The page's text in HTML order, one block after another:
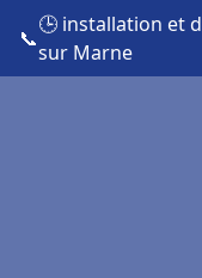
📞
🕒 installation et
sur Marne